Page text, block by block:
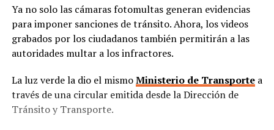
Ya no solo las cámaras fotomultas generan evidencias
para imponer sanciones de tránsito. Ahora, los videos
grabados por los ciudadanos también permitirán a las
autoridades multar a los infractores.
La luz verde la dio el mismoMinisterio de Transportea
través de una circular emitida desde la Dirección de
Tránsito y Transporte.